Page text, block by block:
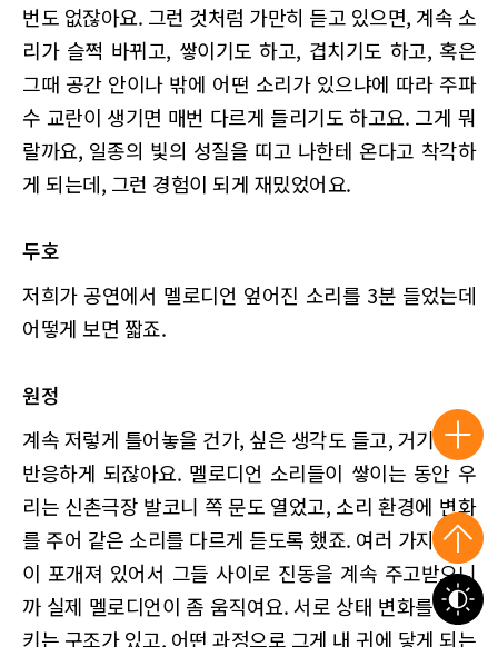
번도 없잖아요. 그런 것처럼 가만히 듣고 있으면, 계속 소
리가 슬쩍 바뀌고, 쌓이기도 하고, 겹치기도 하고, 혹은
그때 공간 안이나 밖에 어떤 소리가 있으냐에 따라 주파
수 교란이 생기면 매번 다르게 들리기도 하고요. 그게 뭐
랄까요, 일종의 빛의 성질을 띠고 나한테 온다고 착각하
게 되는데, 그런 경험이 되게 재밌었어요.
두호
저희가 공연에서 멜로디언 엎어진 소리를 3분 들었는데
어떻게 보면 짧죠.
원정
계속 저렇게 틀어놓을 건가, 싶은 생각도 들고, 거기 계속
반응하게 되잖아요. 멜로디언 소리들이 쌓이는 동안 우
리는 신촌극장 발코니 쪽 문도 열었고, 소리 환경에 변화
를 주어 같은 소리를 다르게 듣도록 했죠. 여러 가지 사물
이 포개져 있어서 그들 사이로 진동을 계속 주고받으니
까 실제 멜로디언이 좀 움직여요. 서로 상태 변화를 일으
키는 구조가 있고, 어떤 과정으로 그게 내 귀에 닿게 되는